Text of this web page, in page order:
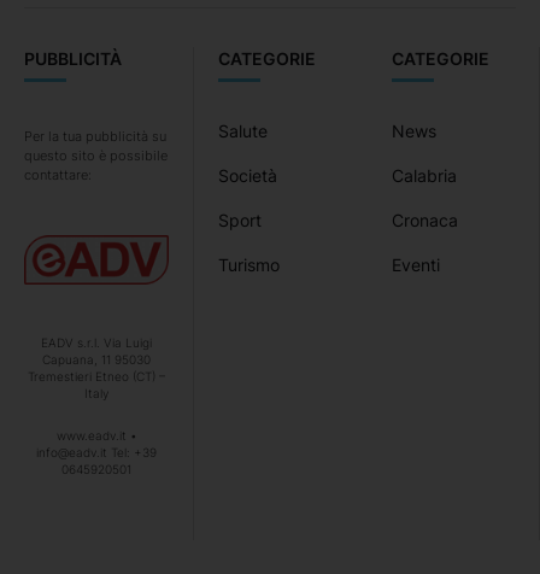
CATEGORIE
News
Calabria
Cronaca
Eventi
CATEGORIE
Salute
Società
Sport
Turismo
PUBBLICITÀ
Per la tua pubblicità su
questo sito è possibile
contattare:
EADV s.r.l. Via Luigi
Capuana, 11 95030
Tremestieri Etneo (CT) –
Italy
www.eadv.it •
info@eadv.it Tel: +39
0645920501